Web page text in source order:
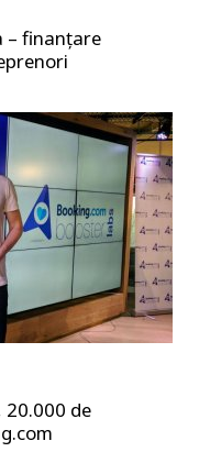
– finanțare
20.000 de